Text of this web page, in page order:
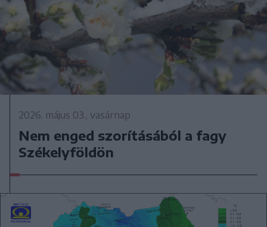
2026. május 03., vasárnap
Nem enged szorításából a fagy
Székelyföldön